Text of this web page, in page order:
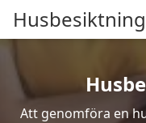
Att genomföra en